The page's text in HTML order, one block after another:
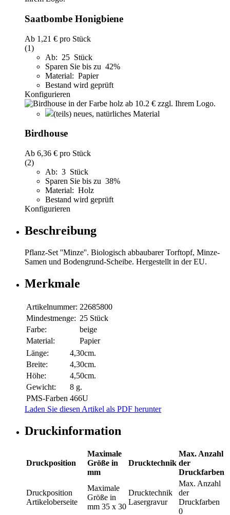
Saatbombe Honigbiene
Ab 1,21 € pro Stück
(1)
Ab: 25 Stück
Sparen Sie bis zu 42%
Material: Papier
Bestand wird geprüft
Konfigurieren
(teils) neues, natürliches Material
Birdhouse
Ab 6,36 € pro Stück
(2)
Ab: 3 Stück
Sparen Sie bis zu 38%
Material: Holz
Bestand wird geprüft
Konfigurieren
Beschreibung
Pflanz-Set ''Minze''. Biologisch abbaubarer Torftopf, Minze-
Samen und Bodengrund-Scheibe. Hergestellt in der EU.
Merkmale
Artikelnummer: 22685800
Mindestmenge: 25 Stück
Farbe:
beige
Material:
Papier
Länge:
4,30cm.
Breite:
4,30cm.
Höhe:
4,50cm.
Gewicht:
8 g.
PMS-Farben 466U
Laden Sie diesen Artikel als PDF herunter
Druckinformation
Druckposition
Maximale
Größe in
mm
Drucktechnik
Max. Anzahl
der
Druckfarben
Druckposition
Artikeloberseite
Maximale
Größe in
mm 35 x 30
Drucktechnik
Lasergravur
Max. Anzahl
der
Druckfarben
0